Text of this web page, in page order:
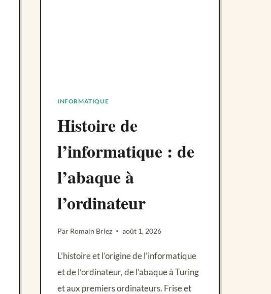
INFORMATIQUE
Histoire de
l’informatique : de
l’abaque à
l’ordinateur
Par Romain Briez août 1, 2026
L’histoire et l’origine de l’informatique
et de l’ordinateur, de l’abaque à Turing
et aux premiers ordinateurs. Frise et